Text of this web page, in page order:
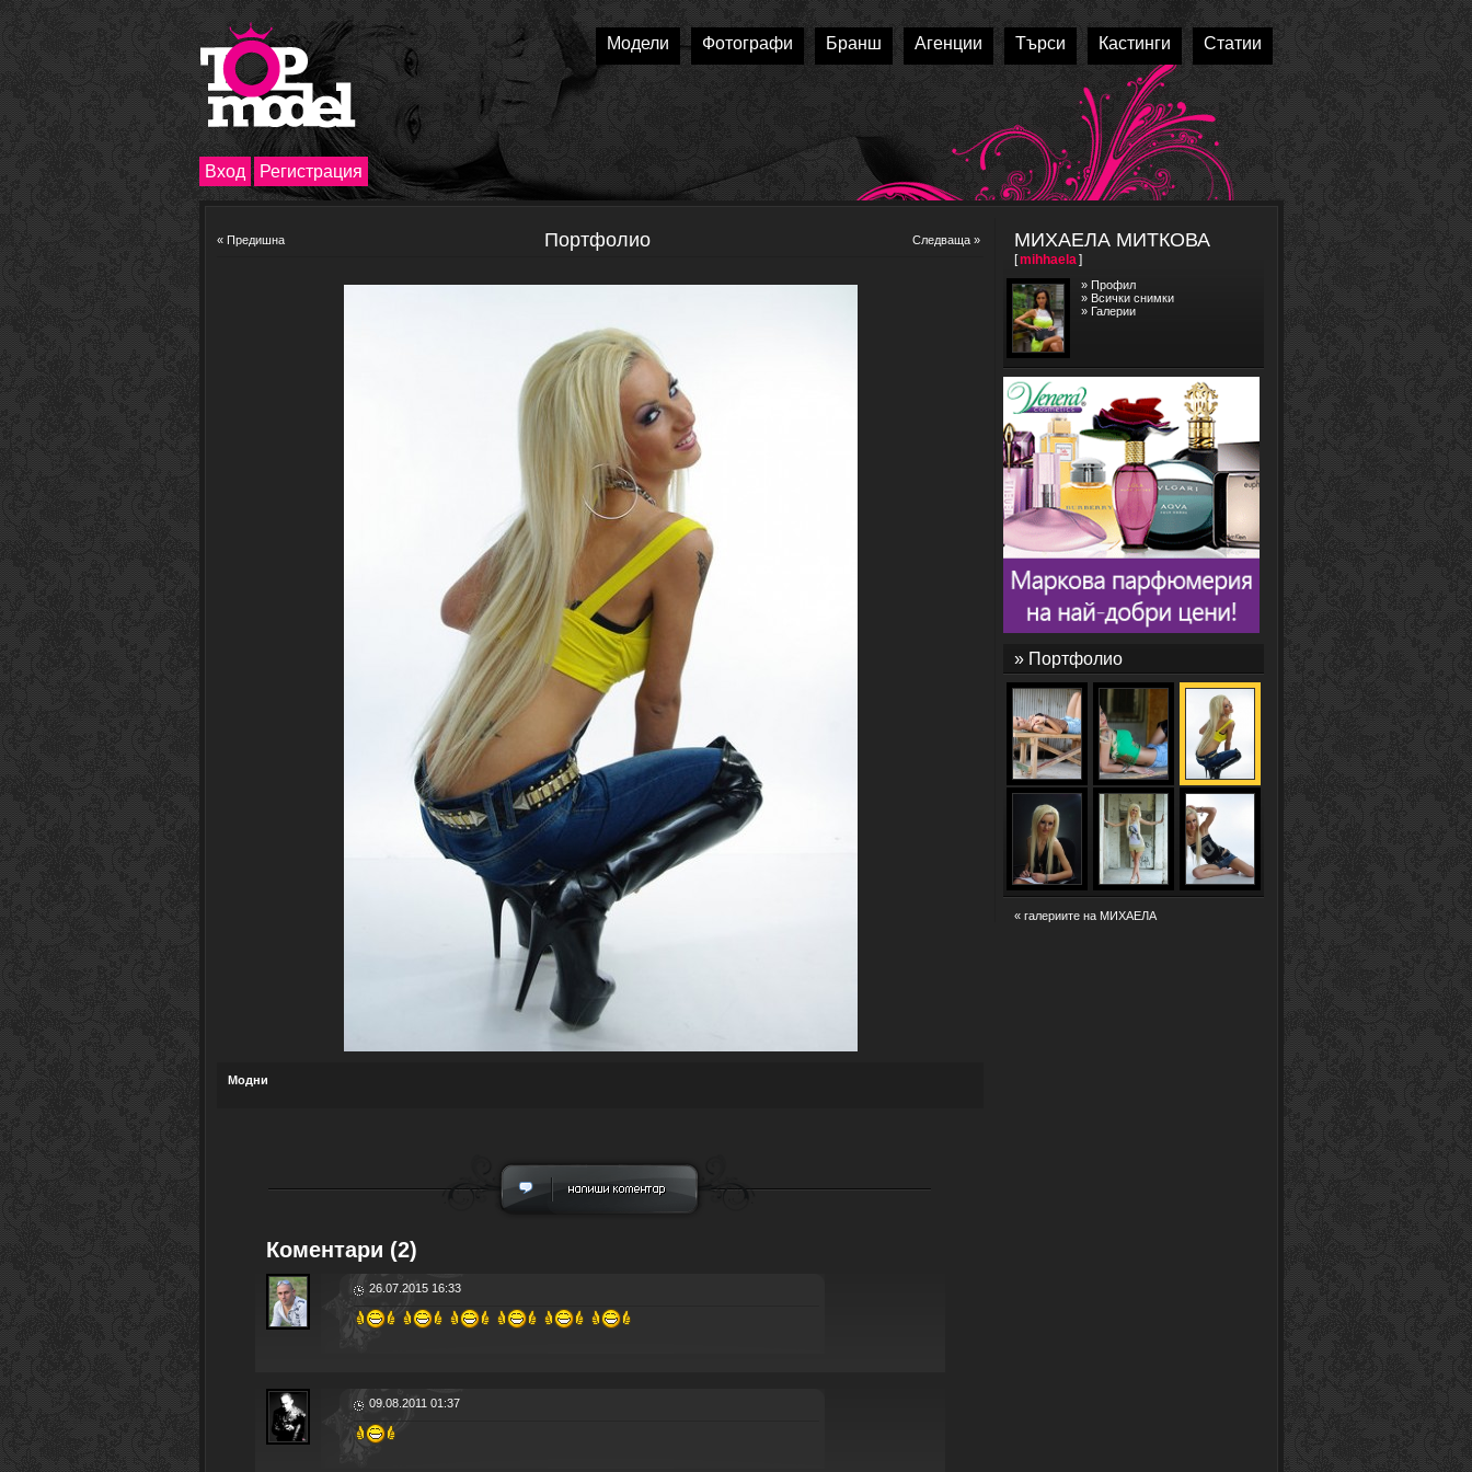
Модели Фотографи Бранш Агенции Търси Кастинги Статии
Вход Регистрация
« Предишна Портфолио Следваща »
Модни
Коментари (2)
26.07.2015 16:33
09.08.2011 01:37
МИХАЕЛА МИТКОВА
[mihhaela]
» Профил
» Всички снимки
» Галерии
» Портфолио
« галериите на МИХАЕЛА